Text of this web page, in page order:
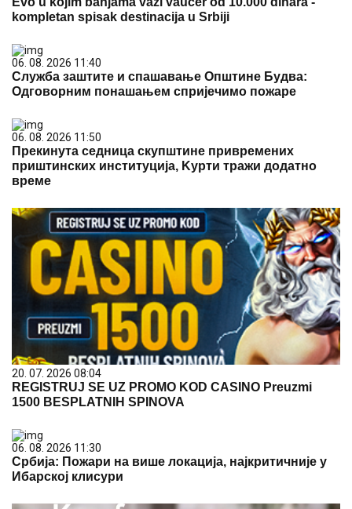
kompletan spisak destinacija u Srbiji
06. 08. 2026 11:40
Служба заштите и спашавање Општине Будва:
Одговорним понашањем спријечимо пожаре
06. 08. 2026 11:50
Прекинута седница скупштине привремених
приштинских институција, Kурти тражи додатно
време
20. 07. 2026 08:04
REGISTRUJ SE UZ PROMO KOD CASINO Preuzmi
1500 BESPLATNIH SPINOVA
06. 08. 2026 11:30
Србија: Пожари на више локација, најкритичније у
Ибарској клисури